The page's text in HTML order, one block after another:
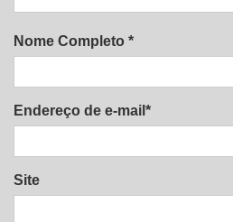
Nome Completo *
Endereço de e-mail*
Site